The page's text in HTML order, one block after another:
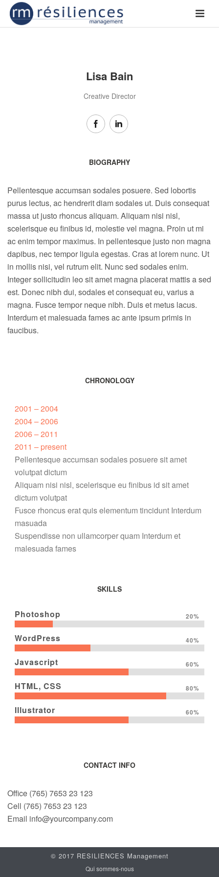
Lisa Bain
Creative Director
BIOGRAPHY
Pellentesque accumsan sodales posuere. Sed lobortis
purus lectus, ac hendrerit diam sodales ut. Duis consequat
massa ut justo rhoncus aliquam. Aliquam nisi nisl,
scelerisque eu finibus id, molestie vel magna. Proin ut mi
ac enim tempor maximus. In pellentesque justo non magna
dapibus, nec tempor ligula egestas. Cras at lorem nunc. Ut
in mollis nisi, vel rutrum elit. Nunc sed sodales enim.
Integer sollicitudin leo sit amet magna placerat mattis a sed
est. Donec nibh dui, sodales et consequat eu, varius a
magna. Fusce tempor neque nibh. Duis et metus lacus.
Interdum et malesuada fames ac ante ipsum primis in
faucibus.
CHRONOLOGY
2001 – 2004
2004 – 2006
2006 – 2011
2011 – present
Pellentesque accumsan sodales posuere sit amet
volutpat dictum
Aliquam nisi nisl, scelerisque eu finibus id sit amet
dictum volutpat
Fusce rhoncus erat quis elementum tincidunt Interdum
masuada
Suspendisse non ullamcorper quam Interdum et
malesuada fames
SKILLS
Photoshop 20%
WordPress 40%
Javascript 60%
HTML, CSS 80%
Illustrator 60%
CONTACT INFO
Office (765) 7653 23 123
Cell (765) 7653 23 123
Email info@yourcompany.com
© 2017 RESILIENCES Management
Qui sommes-nous